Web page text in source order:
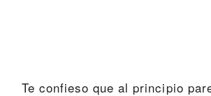
Te confieso que al principio